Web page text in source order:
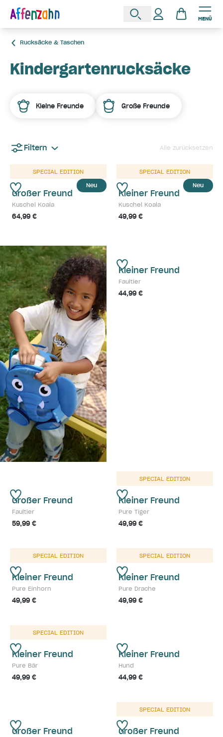
MENÜ
Rucksäcke & Taschen
Kindergartenrucksäcke
Kleine Freunde Große Freunde
Filtern Alle zurücksetzen
Neu
SPECIAL EDITION
Großer Freund
Kuschel Koala
64,99 €
Neu
SPECIAL EDITION
Kleiner Freund
Kuschel Koala
49,99 €
Kleiner Freund
Faultier
44,99 €
Großer Freund
Faultier
59,99 €
SPECIAL EDITION
Kleiner Freund
Pure Tiger
49,99 €
SPECIAL EDITION
Kleiner Freund
Pure Einhorn
49,99 €
SPECIAL EDITION
Kleiner Freund
Pure Drache
49,99 €
SPECIAL EDITION
Kleiner Freund
Pure Bär
49,99 €
Kleiner Freund
Hund
44,99 €
Großer Freund
SPECIAL EDITION
Großer Freund